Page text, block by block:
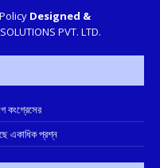
Designed &
PVT. LTD.
কংগ্রেসের
একাধিক প্রশ্ন